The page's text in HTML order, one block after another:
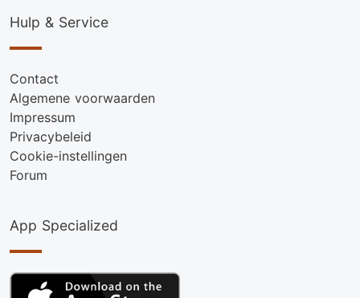
Hulp & Service
Contact
Algemene voorwaarden
Impressum
Privacybeleid
Cookie-instellingen
Forum
App Specialized